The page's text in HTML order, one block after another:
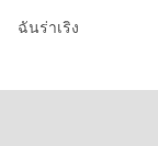
ฉันร่าเริง